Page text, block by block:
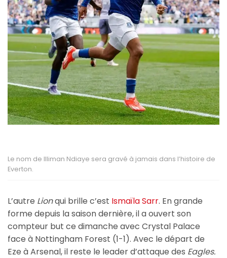
Le nom de Illiman Ndiaye sera gravé à jamais dans l’histoire de
Everton.
L’autre Lionqui brille c’est Ismaïla Sarr. En grande
forme depuis la saison dernière, il a ouvert son
compteur but ce dimanche avec Crystal Palace
face à Nottingham Forest (1-1). Avec le départ de
Eze à Arsenal, il reste le leader d’attaque des Eagles.